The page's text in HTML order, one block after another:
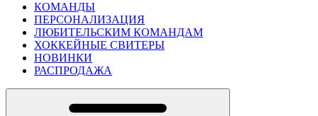
КОМАНДЫ
ПЕРСОНАЛИЗАЦИЯ
ЛЮБИТЕЛЬСКИМ КОМАНДАМ
ХОККЕЙНЫЕ СВИТЕРЫ
НОВИНКИ
РАСПРОДАЖА